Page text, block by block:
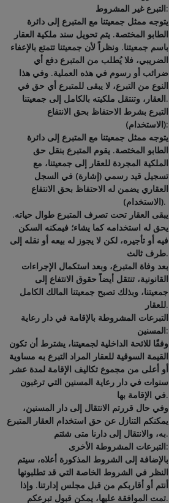
التبرع غير المشروط:
يتوجه ممثل جمعيتنا مع المتبرع إلى دائرة
الطابو المختصة. يتم تحويل سند ملكية العقار
باسم جمعيتنا. ونظراً لأن جمعيتنا تتمتع بالإعفاء
الضريبي، فلا يُطلب من المتبرع دفع أي
ضرائب أو رسوم في هذه العملية. وفي هذا
النوع من التبرع، لا يبقى للمتبرع أي حق في
العقار، وتنتقل ملكيته بالكامل إلى جمعيتنا.
التبرع بشرط الاحتفاظ بحق الانتفاع
(الاستخدام):
يتوجه ممثل جمعيتنا مع المتبرع إلى دائرة
الطابو المختصة. يقوم المتبرع بنقل حق
الملكية المجردة للعقار إلى جمعيتنا، مع
تسجيل قيد رسمي (إشارة) في السجل
العقاري يضمن له الاحتفاظ بحق الانتفاع
(الاستخدام).
يبقى العقار تحت تصرف المتبرع طوال حياته.
يحق له استخدامه كما يشاء؛ فيمكنه السكن
فيه أو تأجيره، لكن لا يجوز له بيعه أو نقله إلى
طرف ثالث.
بعد وفاة المتبرع، وبعد استكمال الإجراءات
القانونية، تنتقل أيضاً حقوق الانتفاع إلى
جمعيتنا، وبذلك تصبح جمعيتنا المالك الكامل
للعقار.
التبرعات المشروطة بالإقامة في دار رعاية
المسنين:
وفقًا للائحة الداخلية لجمعيتنا، يشترط أن تكون
القيمة السوقية للعقار المراد التبرع به مساوية
أو أعلى من مجموع تكاليف الإقامة لمدة عشر
سنوات في دار رعاية المسنين التي ترغبون
في الإقامة بها.
وفي حال قررتم الانتقال إلى دار المسنين،
يمكنكم التنازل عن حق استخدام العقار المتبرع
به، والانتقال إلى دارنا متى شئتم.
التبرعات المشروطة الأخرى:
بالإضافة إلى الشروط المذكورة أعلاه، سيتم
النظر في الشروط الخاصة التي قد تطلبونها
أنتم أو أقاربكم من قبل مجلس إدارتنا. وإذا
تمت الموافقة عليها، يمكن قبول تبرعكم.